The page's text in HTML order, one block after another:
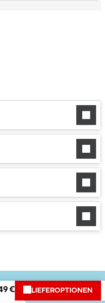
€ LIEFEROPTIONEN